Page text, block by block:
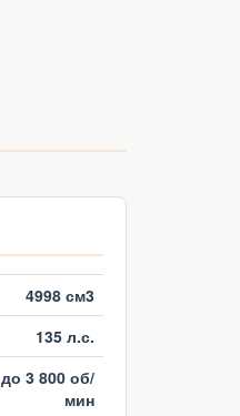
4998 см3
135 л.с.
до 3 800 об/
мин